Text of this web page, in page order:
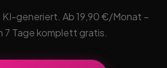
KI-generiert. Ab 19,90 €/Monat –
7 Tage komplett gratis.